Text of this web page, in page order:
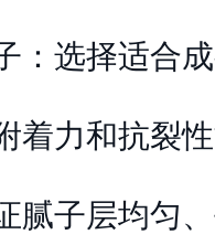
：选择适合
着力和抗裂
腻子层均匀